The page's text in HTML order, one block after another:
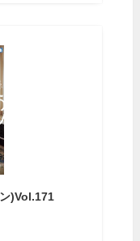
)Vol.171